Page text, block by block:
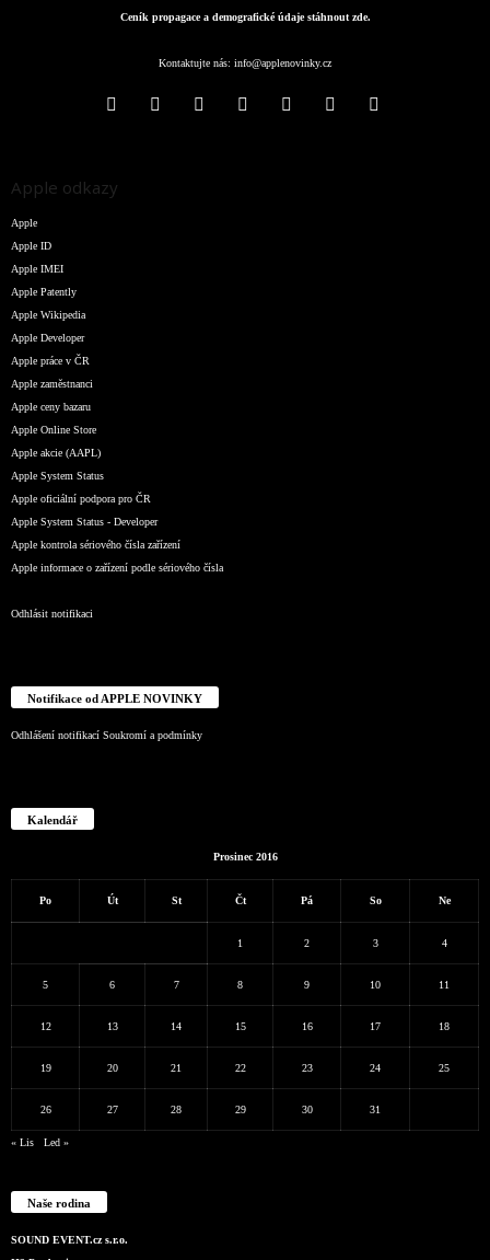
Ceník propagace a demografické údaje stáhnout zde.
Kontaktujte nás: info@applenovinky.cz
Apple odkazy
Apple
Apple ID
Apple IMEI
Apple Patently
Apple Wikipedia
Apple Developer
Apple práce v ČR
Apple zaměstnanci
Apple ceny bazaru
Apple Online Store
Apple akcie (AAPL)
Apple System Status
Apple oficiální podpora pro ČR
Apple System Status - Developer
Apple kontrola sériového čísla zařízení
Apple informace o zařízení podle sériového čísla
Odhlásit notifikaci
Notifikace od APPLE NOVINKY
Odhlášení notifikací Soukromí a podmínky
Kalendář
Prosinec 2016
Po Út St Čt Pá So Ne
1 2 3 4
5 6 7 8 9 10 11
12 13 14 15 16 17 18
19 20 21 22 23 24 25
26 27 28 29 30 31
« Lis Led »
Naše rodina
SOUND EVENT.cz s.r.o.